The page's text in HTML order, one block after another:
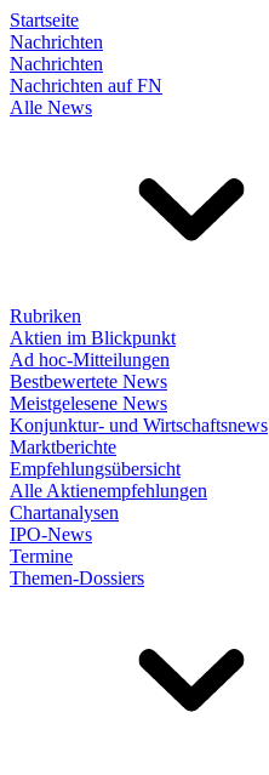
Startseite
Nachrichten
Nachrichten
Nachrichten auf FN
Alle News
Rubriken
Aktien im Blickpunkt
Ad hoc-Mitteilungen
Bestbewertete News
Meistgelesene News
Konjunktur- und Wirtschaftsnews
Marktberichte
Empfehlungsübersicht
Alle Aktienempfehlungen
Chartanalysen
IPO-News
Termine
Themen-Dossiers